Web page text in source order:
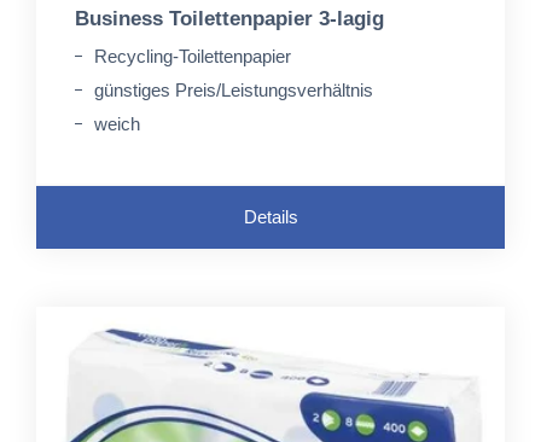
Business Toilettenpapier 3-lagig
Recycling-Toilettenpapier
günstiges Preis/Leistungsverhältnis
weich
Details